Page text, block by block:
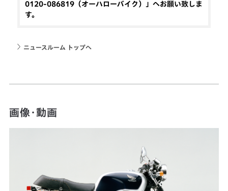
0120-086819（オーハローバイク）」へお願い致しま
す。
ニュースルーム トップへ
画像・動画